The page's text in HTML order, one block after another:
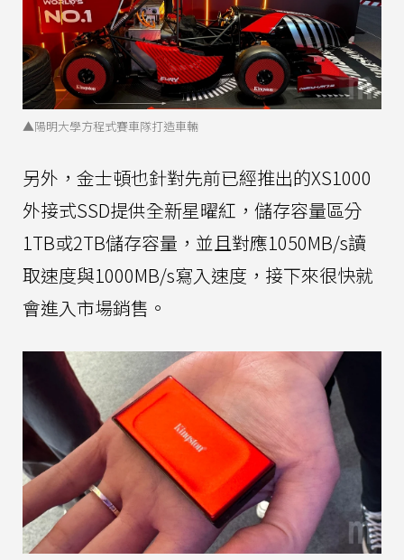
▲陽明大學方程式賽車隊打造車輛
另外，金士頓也針對先前已經推出的XS1000
外接式SSD提供全新星曜紅，儲存容量區分
1TB或2TB儲存容量，並且對應1050MB/s讀
取速度與1000MB/s寫入速度，接下來很快就
會進入市場銷售。